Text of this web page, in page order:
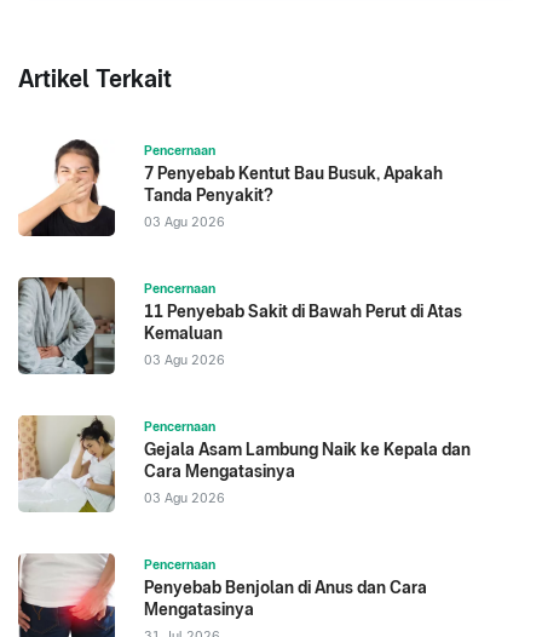
Artikel Terkait
Pencernaan
7 Penyebab Kentut Bau Busuk, Apakah
Tanda Penyakit?
03 Agu 2026
Pencernaan
11 Penyebab Sakit di Bawah Perut di Atas
Kemaluan
03 Agu 2026
Pencernaan
Gejala Asam Lambung Naik ke Kepala dan
Cara Mengatasinya
03 Agu 2026
Pencernaan
Penyebab Benjolan di Anus dan Cara
Mengatasinya